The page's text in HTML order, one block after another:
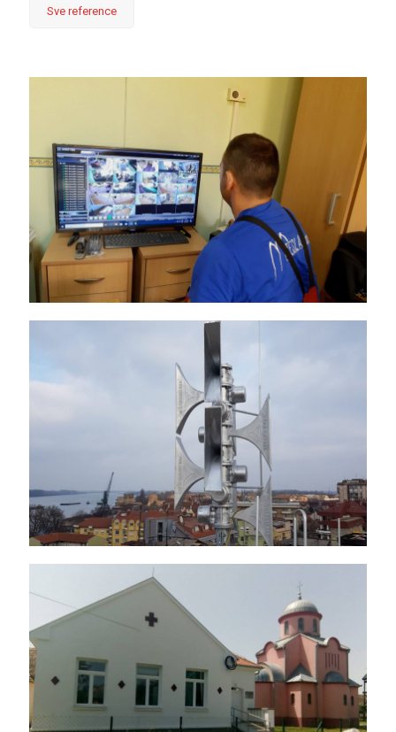
Sve reference
Urađen sistem tehničke zaštite,
sistem dojave požara i sistem
praćenja temperature i vlažnosti
preko KNX instalacija u muzeju „Sava
Šumanović“ u Šidu
Sistem za javno obaveštavanje i
uzbunjivanje stanovništva i drugih
subjekata sistema zaštite i
spasavanja na teritoriji grada
Sanacija zdravstvene ambulante u
Radenkoviću